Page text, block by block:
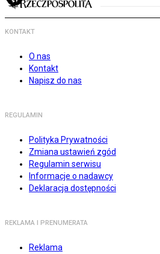
KONTAKT
O nas
Kontakt
Napisz do nas
REGULAMIN
Polityka Prywatności
Zmiana ustawień zgód
Regulamin serwisu
Informacje o nadawcy
Deklaracja dostępności
REKLAMA I PRENUMERATA
Reklama